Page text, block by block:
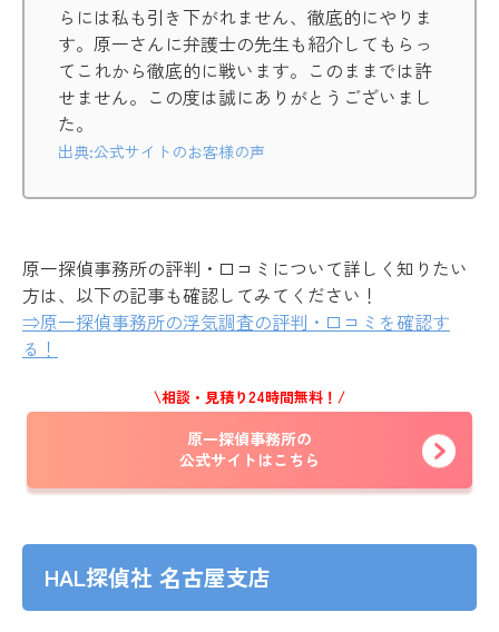
らには私も引き下がれません、徹底的にやりま
す。原一さんに弁護士の先生も紹介してもらっ
てこれから徹底的に戦います。このままでは許
せません。この度は誠にありがとうございまし
た。
出典:公式サイトのお客様の声
原一探偵事務所の評判・口コミについて詳しく知りたい
方は、以下の記事も確認してみてください！
⇒原一探偵事務所の浮気調査の評判・口コミを確認す
る！
\相談・見積り24時間無料！/
原一探偵事務所の
公式サイトはこちら
HAL探偵社 名古屋支店